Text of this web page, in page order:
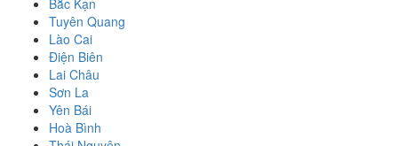
Tuyên Quang
Lào Cai
Điện Biên
Lai Châu
Sơn La
Yên Bái
Hoà Bình